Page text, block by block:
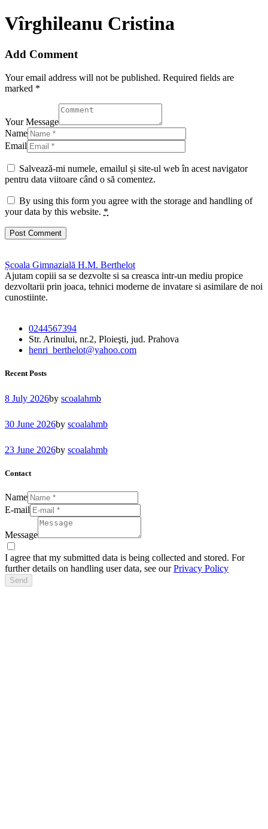
Vîrghileanu Cristina
Add Comment
Your email address will not be published. Required fields are
marked *
Your Message
Name
Email
Salvează-mi numele, emailul și site-ul web în acest navigator
pentru data viitoare când o să comentez.
By using this form you agree with the storage and handling of
your data by this website. *
Școala Gimnazială H.M. Berthelot
Ajutam copiii sa se dezvolte si sa creasca intr-un mediu propice
dezvoltarii prin joaca, tehnici moderne de invatare si asimilare de noi
cunostiinte.
0244567394
Str. Arinului, nr.2, Ploieşti, jud. Prahova
henri_berthelot@yahoo.com
Recent Posts
8 July 2026by scoalahmb
30 June 2026by scoalahmb
23 June 2026by scoalahmb
Contact
Name
E-mail
Message
I agree that my submitted data is being collected and stored. For
further details on handling user data, see ourPrivacy Policy
Send